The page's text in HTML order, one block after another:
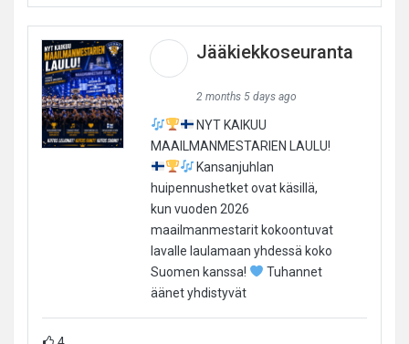
Jääkiekkoseuranta
2 months 5 days ago
NYT KAIKUU
MAAILMANMESTARIEN LAULU!
Kansanjuhlan
huipennushetket ovat käsillä,
kun vuoden 2026
maailmanmestarit kokoontuvat
lavalle laulamaan yhdessä koko
Suomen kanssa!
Tuhannet
äänet yhdistyvät